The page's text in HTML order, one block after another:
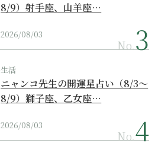
8/9）射手座、山羊座…
2026/08/03
No.
生活
ニャンコ先生の開運星占い（8/3～
8/9）獅子座、乙女座…
2026/08/03
No.